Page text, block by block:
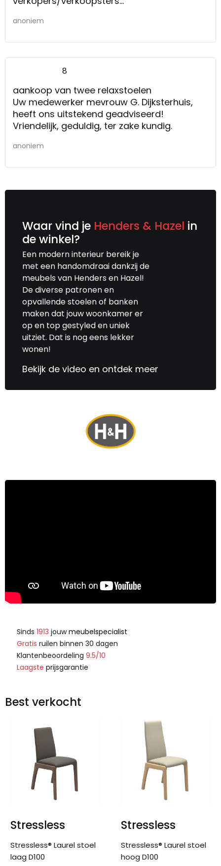
goed te bekijken en te ervaren, en bij
moeite voor je doen
anoniem
8
aankoop van twee relaxstoelen
Uw medewerker mevrouw G. Dijksterhuis,
heeft ons uitstekend geadviseerd!
Vriendelijk, geduldig, ter zake kundig.
anoniem
Waar vind je Henders & Hazel in
de winkel?
Een modern interieur bereik je
met een handomdraai dankzij de
meubels van Henders en Hazel!
De diverse patronen en
opvallende stoelen of banken
maken dat jouw woonkamer er
op en top gestyled en uniek
uitziet. Dat is nog eens lekker
wonen!
Bekijk de video en ontdek meer
Sinds 1913 jouwmeubelspecialist
Gratis ruilen binnen 30 dagen
Klantenbeoordeling 9.5/10
Laagste prijsgarantie
Best verkocht
Stressless
Stressless® Laurel stoel
laag D100
Stressless
Stressless® Laurel stoel
hoog D100